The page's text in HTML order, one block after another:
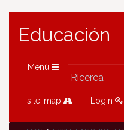
Educación
Menù
site-map Login